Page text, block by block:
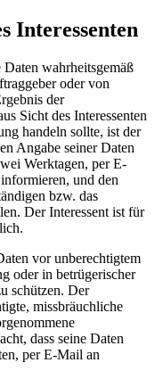
Interessenten
wahrheitsgemäß
oder von
der
Sicht des Interessenten
handeln sollte, ist der
Angabe seiner Daten
Werktagen, per E-
und den
bzw. das
Der Interessent ist für
vor unberechtigtem
oder in betrügerischer
schützen. Der
missbräuchliche
dass seine Daten
per E-Mail an